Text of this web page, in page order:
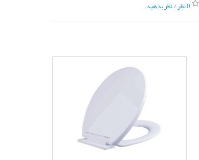
0 نظر /نظر بدهید